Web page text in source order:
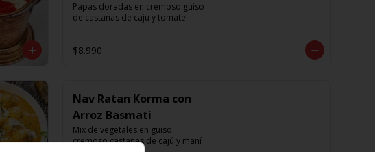
Papas doradas en cremoso guiso
de castanas de caju y tomate
$8.990
Nav Ratan Korma con
Arroz Basmati
Mix de vegetales en guiso
cremoso castañas de cajú y maní